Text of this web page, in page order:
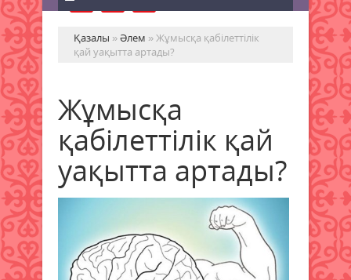
Қазалы »Әлем » Жұмысқа қабілеттілік
қай уақытта артады?
Жұмысқа
қабілеттілік қай
уақытта артады?